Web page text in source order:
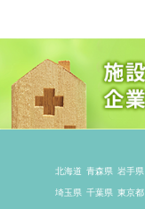
北海道 青森県 岩手県
埼玉県 千葉県 東京都